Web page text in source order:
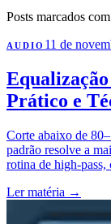
Posts marcados
AUDIO 11 de
Prático e
Corte abaixo de
padrão resolve a
rotina de high-pass,
Ler matéria →